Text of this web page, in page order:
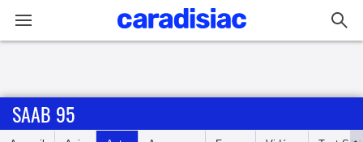
Accueil
SAAB 95